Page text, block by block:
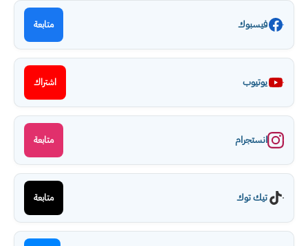
فيسبوك متابعة
يوتيوب اشتراك
انستجرام متابعة
تيك توك متابعة